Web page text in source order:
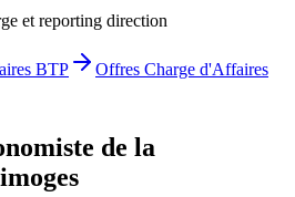
et reporting direction
BTP Offres Charge d'Affaires
de la